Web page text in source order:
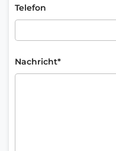
Telefon
Nachricht*